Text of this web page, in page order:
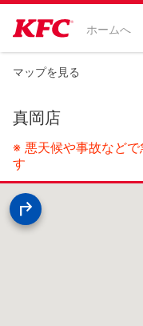
ホームへ
マップを見る
真岡店
※ 悪天候や事故など
す